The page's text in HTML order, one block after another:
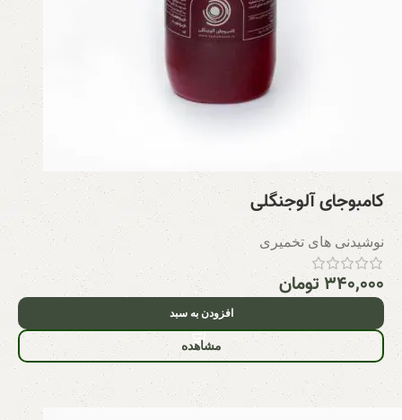
کامبوجای آلوجنگلی
نوشیدنی های تخمیری
۳۴۰,۰۰۰تومان
افزودن به سبد
مشاهده